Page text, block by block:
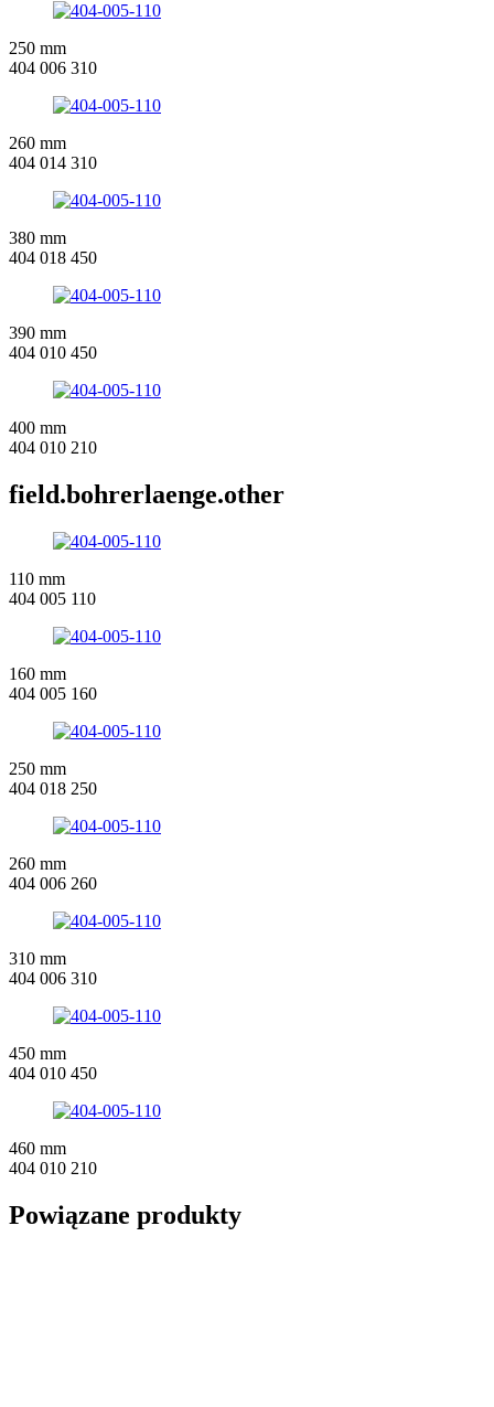
250 mm
404 006 310
260 mm
404 014 310
380 mm
404 018 450
390 mm
404 010 450
400 mm
404 010 210
field.bohrerlaenge.other
110 mm
404 005 110
160 mm
404 005 160
250 mm
404 018 250
260 mm
404 006 260
310 mm
404 006 310
450 mm
404 010 450
460 mm
404 010 210
Powiązane produkty